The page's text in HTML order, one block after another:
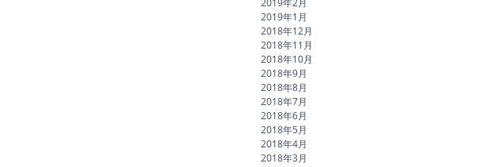
2019年1月
2018年12月
2018年11月
2018年10月
2018年9月
2018年8月
2018年7月
2018年6月
2018年5月
2018年4月
2018年3月